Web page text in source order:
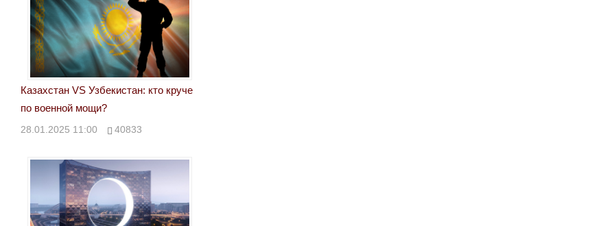
Казахстан VS Узбекистан: кто круче
по военной мощи?
28.01.2025 11:00 40833